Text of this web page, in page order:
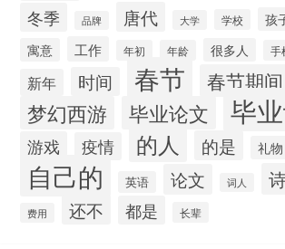
冬季 品牌 唐代 大学 学校 孩
寓意 工作 年初 年龄 很多人 手
新年 时间 春节 春节期间
梦幻西游 毕业论文 毕
游戏 疫情 的人 的是 礼物
自己的 英语 论文 词人
费用 还不 都是 长辈